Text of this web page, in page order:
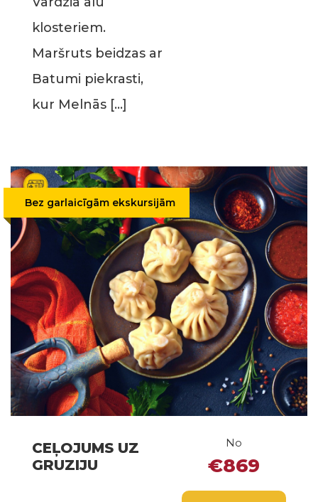
klosteriem.
Maršruts beidzas ar
Batumi piekrasti,
kur Melnās […]
Bez garlaicīgām ekskursijām
CEĻOJUMS UZ
GRUZIJU
No
€869